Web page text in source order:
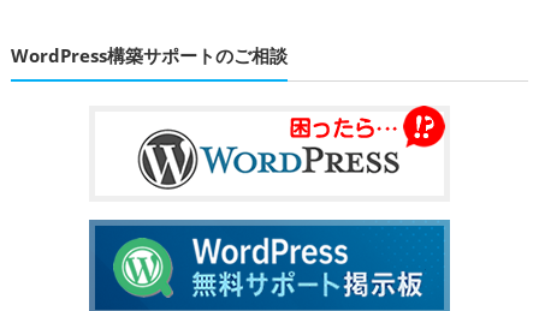
WordPress構築サポートのご相談